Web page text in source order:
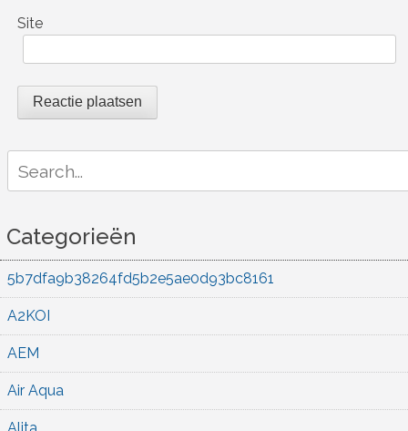
Site
for:
Categorieën
5b7dfa9b38264fd5b2e5ae0d93bc8161
A2KOI
AEM
Air Aqua